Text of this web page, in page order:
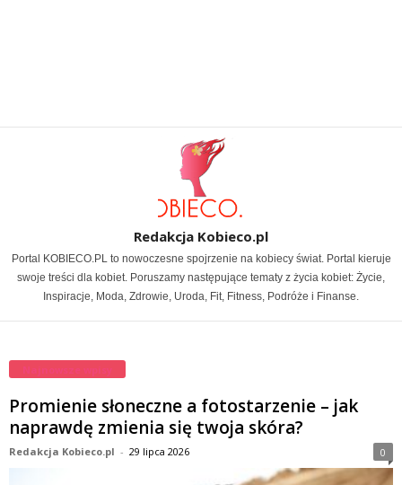
Redakcja Kobieco.pl
Portal KOBIECO.PL to nowoczesne spojrzenie na kobiecy świat. Portal kieruje
swoje treści dla kobiet. Poruszamy następujące tematy z życia kobiet: Życie,
Inspiracje, Moda, Zdrowie, Uroda, Fit, Fitness, Podróże i Finanse.
Najnowsze wpisy
Promienie słoneczne a fotostarzenie – jak
naprawdę zmienia się twoja skóra?
Redakcja Kobieco.pl - 29 lipca 2026 0